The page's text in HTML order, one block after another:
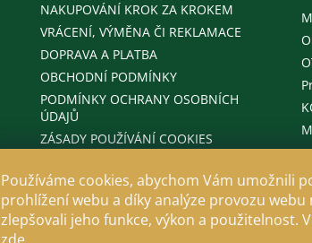
Používáme cookies, abychom Vám umožnili
prohlížení webu a díky analýze provozu webu
zlepšovali jeho funkce, výkon a použitelnost.
NAKUPOVÁNÍ KROK ZA KROKEM
VRÁCENÍ, VÝMĚNA ČI REKLAMACE
DOPRAVA A PLATBA
OBCHODNÍ PODMÍNKY
PODMÍNKY OCHRANY OSOBNÍCH
ÚDAJŮ
ZÁSADY POUŽÍVÁNÍ COOKIES